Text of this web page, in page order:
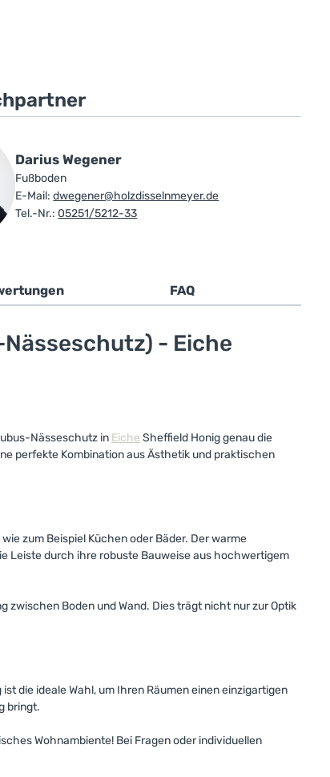
Darius Wegener
Fußboden
E-Mail: dwegener@holzdisselnmeyer.de
Tel.-Nr.: 05251/5212-33
FAQ
- Eiche
Nässeschutz in Eiche Sheffield Honig genau die
perfekte Kombination aus Ästhetik und praktischen
zum Beispiel Küchen oder Bäder. Der warme
Leiste durch ihre robuste Bauweise aus hochwertigem
Boden und Wand. Dies trägt nicht nur zur Optik
die ideale Wahl, um Ihren Räumen einen einzigartigen
bringt.
Wohnambiente! Bei Fragen oder individuellen